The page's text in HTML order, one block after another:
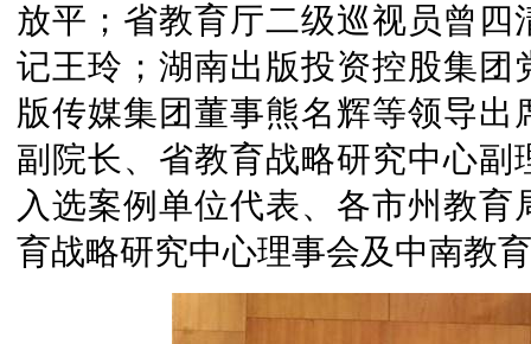
放平；省教育厅二级巡视员曾
记王玲；湖南出版投资控股集
版传媒集团董事熊名辉等领导
副院长、省教育战略研究中心
入选案例单位代表、各市州教
育战略研究中心理事会及中南教